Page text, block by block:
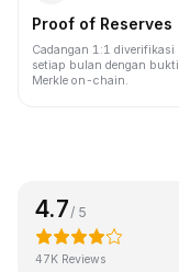
Proof of Reserves
Cadangan 1:1 diverifikasi
setiap bulan dengan bukti
Merkle on-chain.
4.7 / 5
47K Reviews